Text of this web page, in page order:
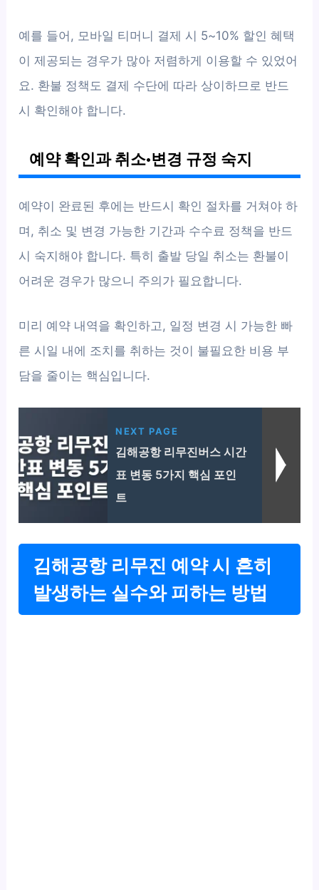
예를 들어, 모바일 티머니 결제 시 5~10% 할인 혜택
이 제공되는 경우가 많아 저렴하게 이용할 수 있었어
요. 환불 정책도 결제 수단에 따라 상이하므로 반드
시 확인해야 합니다.
예약 확인과 취소·변경 규정 숙지
예약이 완료된 후에는 반드시 확인 절차를 거쳐야 하
며, 취소 및 변경 가능한 기간과 수수료 정책을 반드
시 숙지해야 합니다. 특히 출발 당일 취소는 환불이
어려운 경우가 많으니 주의가 필요합니다.
미리 예약 내역을 확인하고, 일정 변경 시 가능한 빠
른 시일 내에 조치를 취하는 것이 불필요한 비용 부
담을 줄이는 핵심입니다.
NEXT PAGE
김해공항 리무진버스 시간
표 변동 5가지 핵심 포인
트
김해공항 리무진 예약 시 흔히
발생하는 실수와 피하는 방법